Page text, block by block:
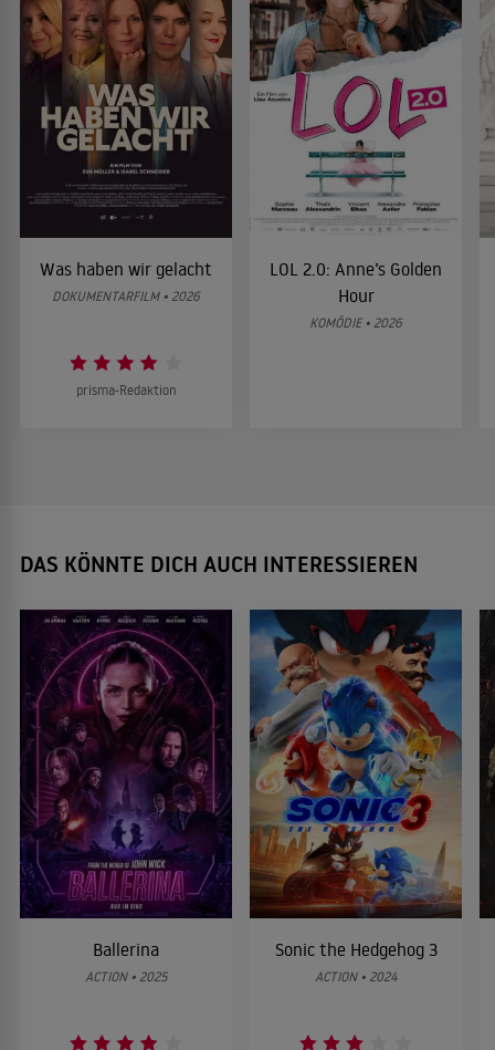
Was haben wir gelacht
DOKUMENTARFILM • 2026
prisma-Redaktion
LOL 2.0: Anne’s Golden
Hour
KOMÖDIE • 2026
DAS KÖNNTE DICH AUCH INTERESSIEREN
Ballerina
ACTION • 2025
Sonic the Hedgehog 3
ACTION • 2024